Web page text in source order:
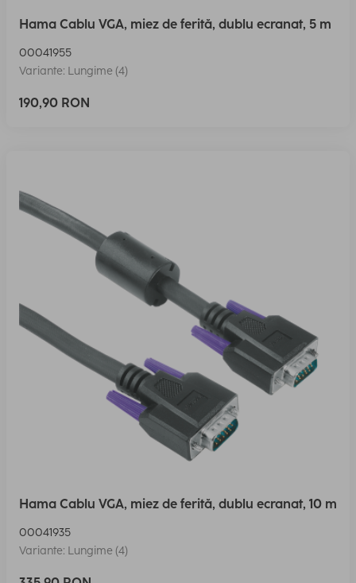
Hama Cablu VGA, miez de ferită, dublu ecranat, 5 m
00041955
Variante: Lungime (4)
190,90 RON
Hama Cablu VGA, miez de ferită, dublu ecranat, 10 m
00041935
Variante: Lungime (4)